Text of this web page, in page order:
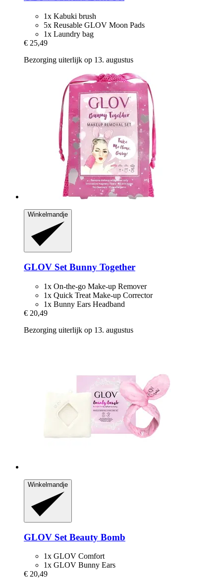
1x Kabuki brush
5x Reusable GLOV Moon Pads
1x Laundry bag
€ 25,49
Bezorging uiterlijk op 13. augustus
Winkelmandje
GLOV Set Bunny Together
1x On-the-go Make-up Remover
1x Quick Treat Make-up Corrector
1x Bunny Ears Headband
€ 20,49
Bezorging uiterlijk op 13. augustus
Winkelmandje
GLOV Set Beauty Bomb
1x GLOV Comfort
1x GLOV Bunny Ears
€ 20,49